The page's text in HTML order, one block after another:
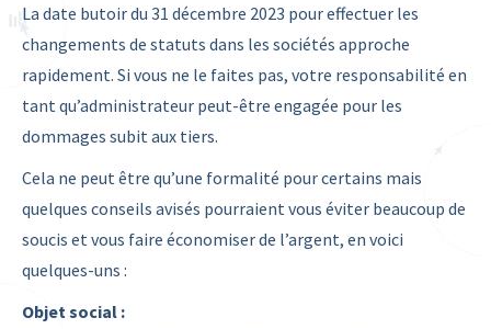
La date butoir du 31 décembre 2023 pour effectuer les
changements de statuts dans les sociétés approche
rapidement. Si vous ne le faites pas, votre responsabilité en
tant qu’administrateur peut-être engagée pour les
dommages subit aux tiers.
Cela ne peut être qu’une formalité pour certains mais
quelques conseils avisés pourraient vous éviter beaucoup de
soucis et vous faire économiser de l’argent, en voici
quelques-uns :
Objet social :